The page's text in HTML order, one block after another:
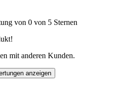
von 0 von 5 Sternen
mit anderen Kunden.
anzeigen